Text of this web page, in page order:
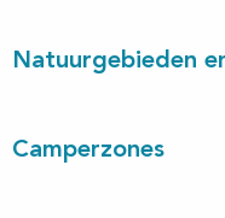
Natuurgebieden
Camperzones